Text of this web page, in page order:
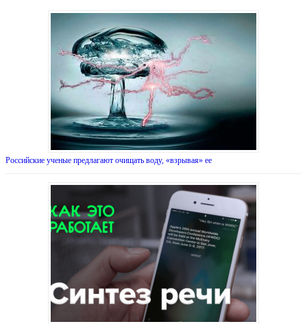
Российские ученые предлагают очищать воду, «взрывая» ее